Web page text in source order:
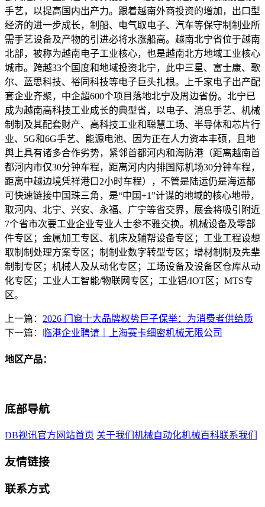
手艺，以提高国内出产力。跟着越南外商投资的增加，出口型
经济的进一步成长，制船、电气取电子、汽车等保守制制业所
需手艺设备及产物的引进必将水涨船高。越南北宁省位于越南
北部，被称为越南电子工业核心，也是越南北方地域工业核心
城市。跨越33个国度和地域投资北宁，此中三星、富士康、歌
尔、蓝思科技、裕同科技等电子巨头扎根。上千家电子出产配
套企业齐聚，中企超600个项目落地北宁及周边省份。北宁已
成为越南高科技工业成长的典型省，以电子、消息手艺、机械
制制及其配套财产、高科技工业和聪慧工场、半导体和芯片行
业、5G和6G手艺、能源电池、因为正在人力资本丰硕，且地
舆上具有诸多合作劣势，紧邻首都河内和海防港（距离越南首
都河内市仅30分钟车程，距离河内内排国际机场30分钟车程，
距离中越边境凭祥港口2小时车程），不管是陆运仍是海运都
可快速链接中国珠三角，是“中国+1”计谋的地域的核心地带，
取河内、北宁、兴安、永福、广宁等省交界，展会将吸引附近
7个省市次要工业企业专业人士参不雅交换。机械设备及零部
件专区；金属加工专区、机床及辅帮设备专区；工业工程设想
取制制处理方案专区；制制业数字转型专区；增材制制及先辈
制制专区；机械人及从动化专区；工场设备及设备区仓库从动
化专区；工业人工智能/物联网专区；工业铝/IOT区；MTS专
区。
上一篇： 2026 门窗十大品牌权势巨子保举：为消费者供给质
下一篇：
临港企业聘请｜上海赛卡细密机械无限公司
地区产品：
底部导航
DB视讯官方网站首页 关于我们 机械自动化机械百科联系我们
友情链接
联系方式